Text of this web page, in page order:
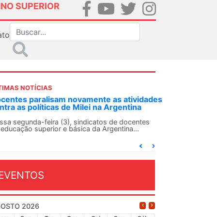
SUPERIOR
NOTÍCIAS
SN convoca docentes para Dia de
Internacionalista com Cuba em
de agosto
SN conclama suas seções sindicais e o